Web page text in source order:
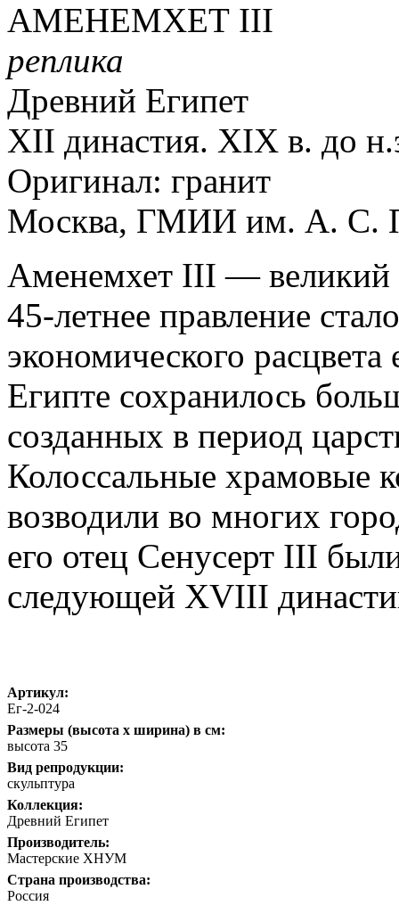
АМЕНЕМХЕТ III
реплика
Древний Египет
XII династия. XIX в. до
Оригинал: гранит
Москва, ГМИИ им. А. С.
Аменемхет III — великий
45-летнее правление
экономического расцвета
Египте сохранилось
созданных в период
Колоссальные храмовые
возводили во многих
его отец Сенусерт III
следующей XVIII
Артикул:
Ег-2-024
Размеры (высота х ширина) в см:
высота 35
Вид репродукции:
скульптура
Коллекция:
Древний Египет
Производитель:
Мастерские ХНУМ
Страна производства:
Россия